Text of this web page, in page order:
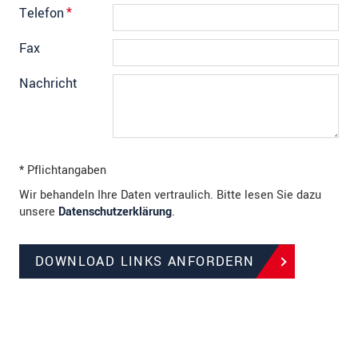
Telefon*
Fax
Nachricht
* Pflichtangaben
Wir behandeln Ihre Daten vertraulich. Bitte lesen Sie dazu
unsere Datenschutzerklärung.
DOWNLOAD LINKS ANFORDERN